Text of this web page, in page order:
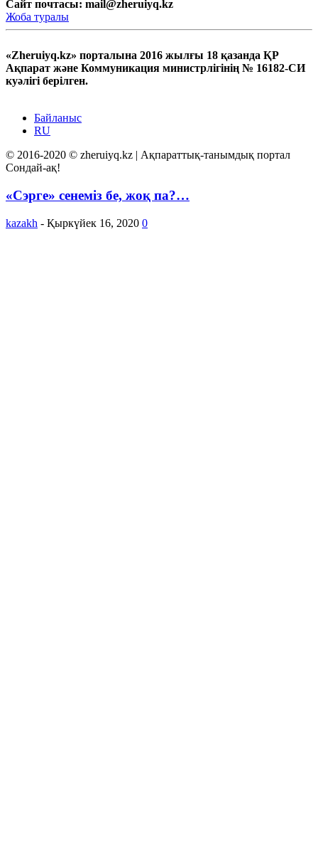
Сайт почтасы: mail@zheruiyq.kz
Жоба туралы
«Zheruiyq.kz» порталына 2016 жылғы 18 қазанда ҚР
Ақпарат және Коммуникация министрлігінің № 16182-СИ
куәлігі берілген.
Байланыс
RU
© 2016-2020 © zheruiyq.kz | Ақпараттық-танымдық портал
Сондай-ақ!
«Сэрге» сенеміз бе, жоқ па?…
kazakh - Қыркүйек 16, 2020 0